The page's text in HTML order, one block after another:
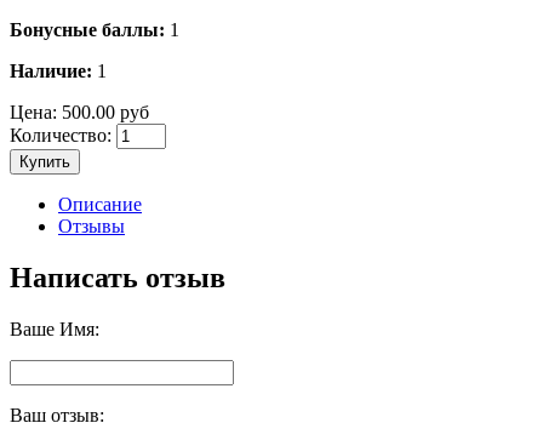
Бонусные баллы: 1
Наличие: 1
Цена: 500.00 руб
Количество:
Купить
Описание
Отзывы
Написать отзыв
Ваше Имя:
Ваш отзыв: